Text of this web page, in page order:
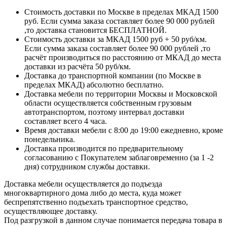
Стоимость доставки по Москве в пределах МКАД 1500
руб. Если сумма заказа составляет более 90 000 рублей
,то доставка становится БЕСПЛАТНОЙ.
Стоимость доставки за МКАД 1500 руб + 50 руб/км.
Если сумма заказа составляет более 90 000 рублей ,то
расчёт производиться по расстоянию от МКАД до места
доставки из расчёта 50 руб/км.
Доставка до транспортной компании (по Москве в
пределах МКАД) абсолютно бесплатно.
Доставка мебели по территории Москвы и Московской
области осуществляется собственным грузовым
автотранспортом, поэтому интервал доставки
составляет всего 4 часа.
Время доставки мебели с 8:00 до 19:00 ежедневно, кроме
понедельника.
Доставка производится по предварительному
согласованию с Покупателем заблаговременно (за 1 -2
дня) сотрудником службы доставки.
Доставка мебели осуществляется до подъезда
многоквартирного дома либо до места, куда может
беспрепятственно подъехать транспортное средство,
осуществляющее доставку.
Под разгрузкой в данном случае понимается передача товара в